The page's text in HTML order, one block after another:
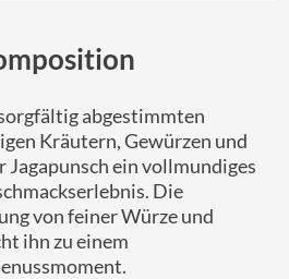
abgestimmten
Kräutern, Gewürzen und
ein vollmundiges
Die
von feiner Würze und
ihn zu einem